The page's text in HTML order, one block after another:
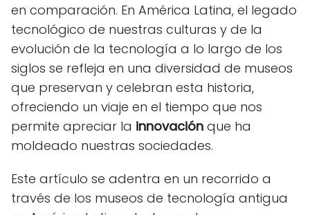
en comparación. En América Latina, el legado
tecnológico de nuestras culturas y de la
evolución de la tecnología a lo largo de los
siglos se refleja en una diversidad de museos
que preservan y celebran esta historia,
ofreciendo un viaje en el tiempo que nos
permite apreciar la innovación que ha
moldeado nuestras sociedades.
Este artículo se adentra en un recorrido a
través de los museos de tecnología antigua